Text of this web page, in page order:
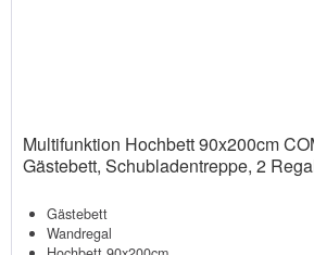
Multifunktion Hochbett 90x200cm
Gästebett, Schubladentreppe, 2
Gästebett
Wandregal